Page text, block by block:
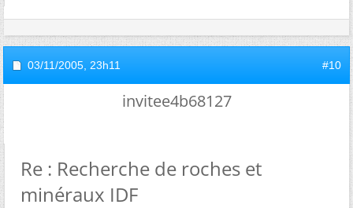
03/11/2005, 23h11 #10
invitee4b68127
Re : Recherche de roches et
minéraux IDF